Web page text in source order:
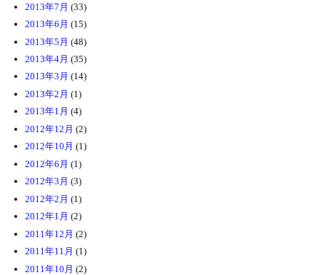
2013年7月 (33)
2013年6月 (15)
2013年5月 (48)
2013年4月 (35)
2013年3月 (14)
2013年2月 (1)
2013年1月 (4)
2012年12月 (2)
2012年10月 (1)
2012年6月 (1)
2012年3月 (3)
2012年2月 (1)
2012年1月 (2)
2011年12月 (2)
2011年11月 (1)
2011年10月 (2)